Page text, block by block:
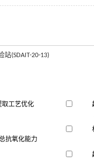
(SDAIT-20-13)